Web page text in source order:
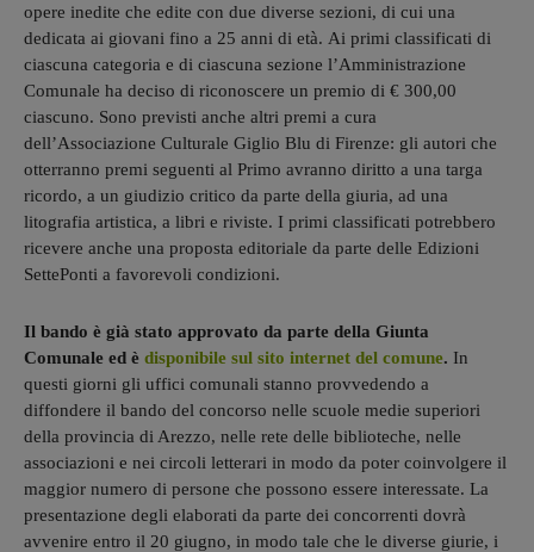
opere inedite che edite con due diverse sezioni, di cui una
dedicata ai giovani fino a 25 anni di età. Ai primi classificati di
ciascuna categoria e di ciascuna sezione l’Amministrazione
Comunale ha deciso di riconoscere un premio di € 300,00
ciascuno. Sono previsti anche altri premi a cura
dell’Associazione Culturale Giglio Blu di Firenze: gli autori che
otterranno premi seguenti al Primo avranno diritto a una targa
ricordo, a un giudizio critico da parte della giuria, ad una
litografia artistica, a libri e riviste. I primi classificati potrebbero
ricevere anche una proposta editoriale da parte delle Edizioni
SettePonti a favorevoli condizioni.
Il bando è già stato approvato da parte della Giunta
Comunale ed è disponibile sul sito internet del comune. In
questi giorni gli uffici comunali stanno provvedendo a
diffondere il bando del concorso nelle scuole medie superiori
della provincia di Arezzo, nelle rete delle biblioteche, nelle
associazioni e nei circoli letterari in modo da poter coinvolgere il
maggior numero di persone che possono essere interessate. La
presentazione degli elaborati da parte dei concorrenti dovrà
avvenire entro il 20 giugno, in modo tale che le diverse giurie, i